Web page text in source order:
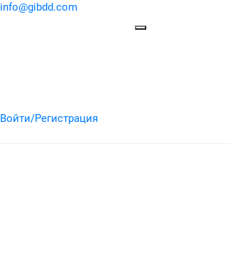
info@gibdd.com
Войти/Регистрация